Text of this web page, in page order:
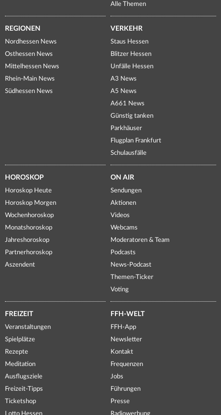
Alle Themen
REGIONEN
Nordhessen News
Osthessen News
Mittelhessen News
Rhein-Main News
Südhessen News
VERKEHR
Staus Hessen
Blitzer Hessen
Unfälle Hessen
A3 News
A5 News
A661 News
Günstig tanken
Parkhäuser
Flugplan Frankfurt
Schulausfälle
HOROSKOP
Horoskop Heute
Horoskop Morgen
Wochenhoroskop
Monatshoroskop
Jahreshoroskop
Partnerhoroskop
Aszendent
ON AIR
Sendungen
Aktionen
Videos
Webcams
Moderatoren & Team
Podcasts
News-Podcast
Themen-Ticker
Voting
FREIZEIT
Veranstaltungen
Spielplätze
Rezepte
Meditation
Ausflugsziele
Freizeit-Tipps
Ticketshop
Lotto Hessen
FFH-WELT
FFH-App
Newsletter
Kontakt
Frequenzen
Jobs
Führungen
Presse
Radiowerbung